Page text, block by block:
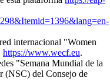
internacional "Women
https://www.wecf.eu.
"Semana Mundial de la
(NSC) del Consejo de